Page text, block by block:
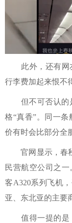
此外，还有网友
行李费加起来恨不
但不可否认的是
格“真香”。同一
价有时会比部分全
官网显示，春秋
民营航空公司之一
客A320系列飞机
亚、东北亚的主要
值得一提的是，